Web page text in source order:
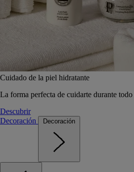
Cuidado de la piel hidratante
La forma perfecta de cuidarte durante todo
Descubrir
Decoración
Decoración